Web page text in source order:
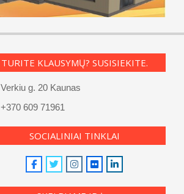
TURITE KLAUSYMŲ? SUSISIEKITE.
Verkiu g. 20 Kaunas
+370 609 71961
SOCIALINIAI TINKLAI